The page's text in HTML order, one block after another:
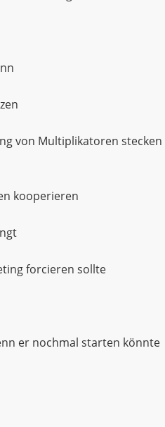
von Multiplikatoren
kooperieren
forcieren sollte
er nochmal starten könnte